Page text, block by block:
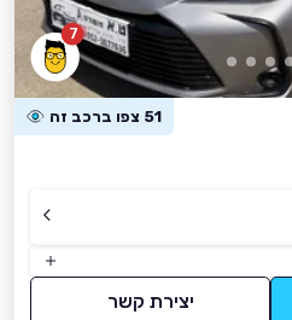
7
51 צפו ברכב זה
יצירת קשר